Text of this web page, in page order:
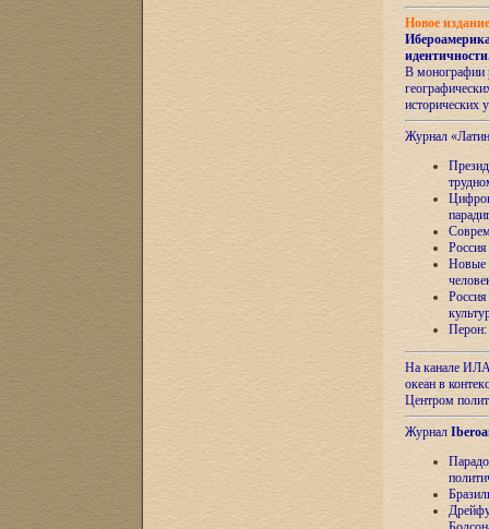
Новое
идентичности
В монографии
исторических
Журнал
Новые
Перон:
На канале
океан в
Центром
Журнал